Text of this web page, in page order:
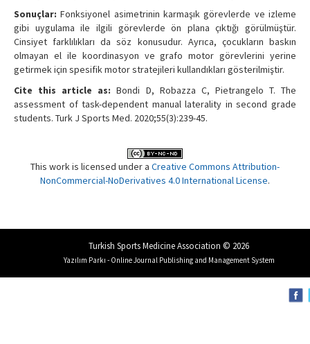
Sonuçlar: Fonksiyonel asimetrinin karmaşık görevlerde ve izleme
gibi uygulama ile ilgili görevlerde ön plana çıktığı görülmüştür.
Cinsiyet farklılıkları da söz konusudur. Ayrıca, çocukların baskın
olmayan el ile koordinasyon ve grafo motor görevlerini yerine
getirmek için spesifik motor stratejileri kullandıkları gösterilmiştir.
Cite this article as: Bondi D, Robazza C, Pietrangelo T. The
assessment of task-dependent manual laterality in second grade
students. Turk J Sports Med. 2020;55(3):239-45.
This work is licensed under a Creative Commons Attribution-
NonCommercial-NoDerivatives 4.0 International License.
Turkish Sports Medicine Association © 2026
Yazılım Parkı - Online Journal Publishing and Management System